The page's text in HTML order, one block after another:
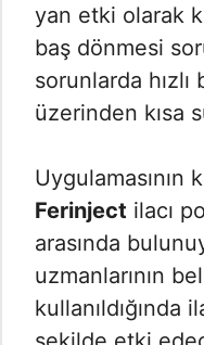
yan etki olarak
baş dönmesi
sorunlarda
üzerinden kısa
Uygulamasının
Ferinject ilacı
arasında
uzmanlarının